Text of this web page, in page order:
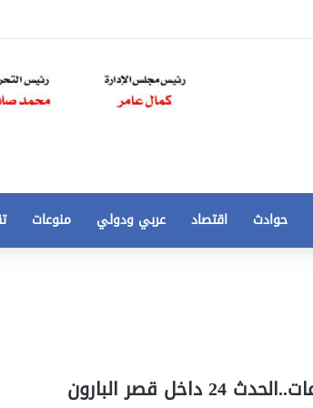
حوادث اقتصاد عربي ودولي منوعات
عقب إفتتاح الرئيس بساعات..الحدث 24 داخل قصر البارون
الي
50